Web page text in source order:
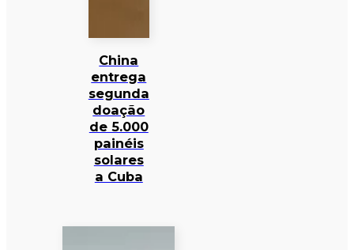
China
entrega
segunda
doação
de 5.000
painéis
solares
a Cuba